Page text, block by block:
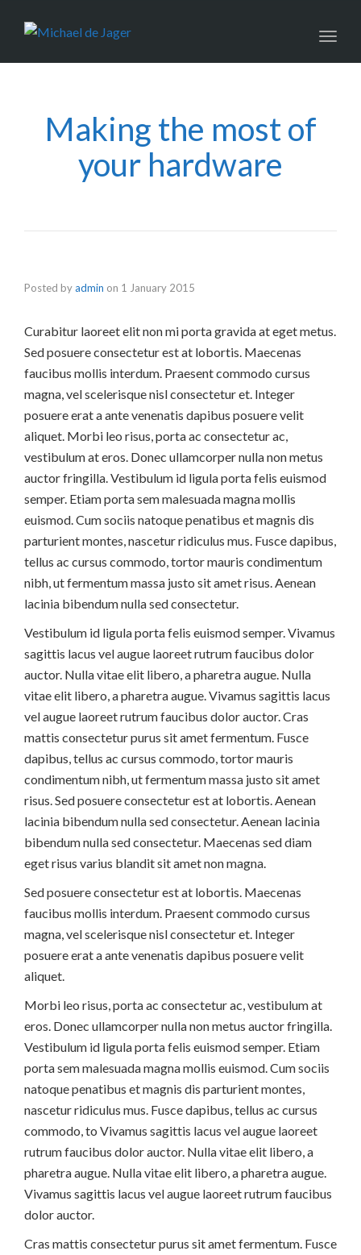
Making the most of
your hardware
Posted byadmin on 1 January 2015
Curabitur laoreet elit non mi porta gravida at eget metus.
Sed posuere consectetur est at lobortis. Maecenas
faucibus mollis interdum. Praesent commodo cursus
magna, vel scelerisque nisl consectetur et. Integer
posuere erat a ante venenatis dapibus posuere velit
aliquet. Morbi leo risus, porta ac consectetur ac,
vestibulum at eros. Donec ullamcorper nulla non metus
auctor fringilla. Vestibulum id ligula porta felis euismod
semper. Etiam porta sem malesuada magna mollis
euismod. Cum sociis natoque penatibus et magnis dis
parturient montes, nascetur ridiculus mus. Fusce dapibus,
tellus ac cursus commodo, tortor mauris condimentum
nibh, ut fermentum massa justo sit amet risus. Aenean
lacinia bibendum nulla sed consectetur.
Vestibulum id ligula porta felis euismod semper. Vivamus
sagittis lacus vel augue laoreet rutrum faucibus dolor
auctor. Nulla vitae elit libero, a pharetra augue. Nulla
vitae elit libero, a pharetra augue. Vivamus sagittis lacus
vel augue laoreet rutrum faucibus dolor auctor. Cras
mattis consectetur purus sit amet fermentum. Fusce
dapibus, tellus ac cursus commodo, tortor mauris
condimentum nibh, ut fermentum massa justo sit amet
risus. Sed posuere consectetur est at lobortis. Aenean
lacinia bibendum nulla sed consectetur. Aenean lacinia
bibendum nulla sed consectetur. Maecenas sed diam
eget risus varius blandit sit amet non magna.
Sed posuere consectetur est at lobortis. Maecenas
faucibus mollis interdum. Praesent commodo cursus
magna, vel scelerisque nisl consectetur et. Integer
posuere erat a ante venenatis dapibus posuere velit
aliquet.
Morbi leo risus, porta ac consectetur ac, vestibulum at
eros. Donec ullamcorper nulla non metus auctor fringilla.
Vestibulum id ligula porta felis euismod semper. Etiam
porta sem malesuada magna mollis euismod. Cum sociis
natoque penatibus et magnis dis parturient montes,
nascetur ridiculus mus. Fusce dapibus, tellus ac cursus
commodo, to Vivamus sagittis lacus vel augue laoreet
rutrum faucibus dolor auctor. Nulla vitae elit libero, a
pharetra augue. Nulla vitae elit libero, a pharetra augue.
Vivamus sagittis lacus vel augue laoreet rutrum faucibus
dolor auctor.
Cras mattis consectetur purus sit amet fermentum. Fusce